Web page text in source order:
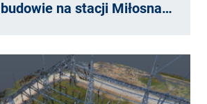
na stacji Miłosna…